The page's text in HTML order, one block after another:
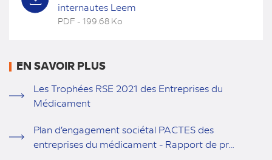
internautes Leem
PDF - 199.68 Ko
EN SAVOIR PLUS
Les Trophées RSE 2021 des Entreprises du
Médicament
Plan d’engagement sociétal PACTES des
entreprises du médicament - Rapport de pr…